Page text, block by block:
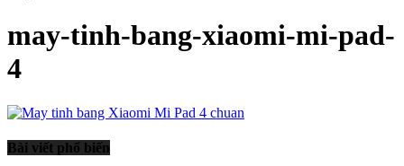
may-tinh-bang-xiaomi-mi-pad-
4
Bài viết phổ biến